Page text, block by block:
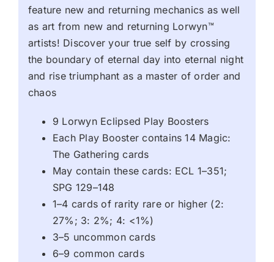
feature new and returning mechanics as well
as art from new and returning Lorwyn™
artists! Discover your true self by crossing
the boundary of eternal day into eternal night
and rise triumphant as a master of order and
chaos
9 Lorwyn Eclipsed Play Boosters
Each Play Booster contains 14 Magic:
The Gathering cards
May contain these cards: ECL 1–351;
SPG 129–148
1–4 cards of rarity rare or higher (2:
27%; 3: 2%; 4: <1%)
3–5 uncommon cards
6–9 common cards